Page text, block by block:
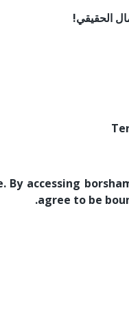
الحقيقي!
accessing
agree to be